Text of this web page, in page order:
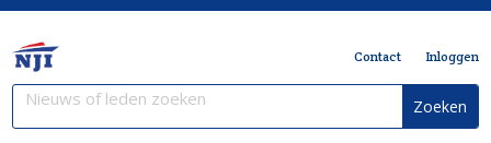
Contact Inloggen